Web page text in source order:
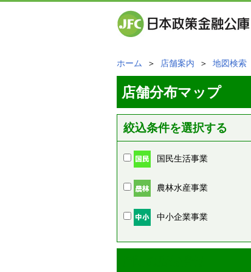
ホーム ＞ 店舗案内 ＞ 地図検索
店舗分布マップ
絞込条件を選択する
国民生活事業
農林水産事業
中小企業事業